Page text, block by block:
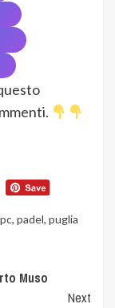
, padel, puglia
Muso
Next